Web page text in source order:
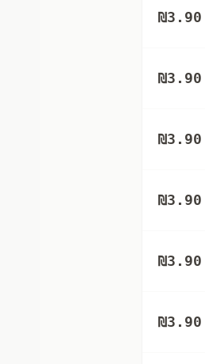
₪3.90
₪3.90
₪3.90
₪3.90
₪3.90
₪3.90